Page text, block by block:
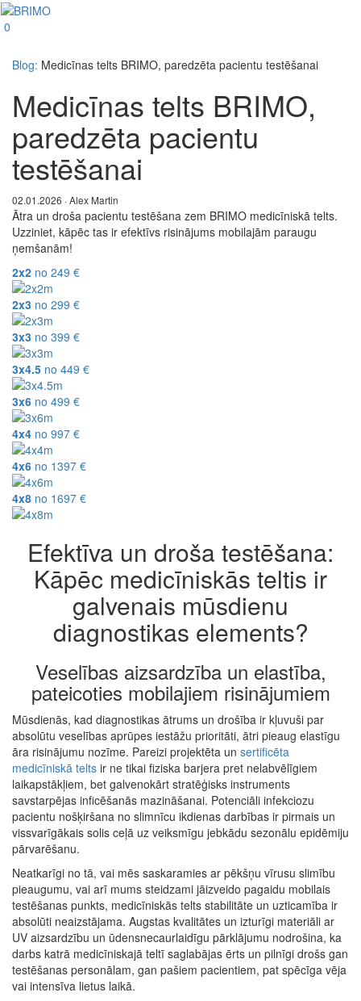
0
Blog: Medicīnas telts BRIMO, paredzēta pacientu testēšanai
Medicīnas telts BRIMO,
paredzēta pacientu
testēšanai
02.01.2026 · Alex Martin
Ātra un droša pacientu testēšana zem BRIMO medicīniskā telts.
Uzziniet, kāpēc tas ir efektīvs risinājums mobilajām paraugu
ņemšanām!
2x2 no 249 €
2x3 no 299 €
3x3 no 399 €
3x4.5 no 449 €
3x6 no 499 €
4x4 no 997 €
4x6 no 1397 €
4x8 no 1697 €
Efektīva un droša testēšana:
Kāpēc medicīniskās teltis ir
galvenais mūsdienu
diagnostikas elements?
Veselības aizsardzība un elastība,
pateicoties mobilajiem risinājumiem
Mūsdienās, kad diagnostikas ātrums un drošība ir kļuvuši par
absolūtu veselības aprūpes iestāžu prioritāti, ātri pieaug elastīgu
āra risinājumu nozīme. Pareizi projektēta un sertificēta
medicīniskā telts ir ne tikai fiziska barjera pret nelabvēlīgiem
laikapstākļiem, bet galvenokārt stratēģisks instruments
savstarpējas inficēšanās mazināšanai. Potenciāli infekciozu
pacientu nošķiršana no slimnīcu ikdienas darbības ir pirmais un
vissvarīgākais solis ceļā uz veiksmīgu jebkādu sezonālu epidēmiju
pārvarēšanu.
Neatkarīgi no tā, vai mēs saskaramies ar pēkšņu vīrusu slimību
pieaugumu, vai arī mums steidzami jāizveido pagaidu mobilais
testēšanas punkts, medicīniskās telts stabilitāte un uzticamība ir
absolūti neaizstājama. Augstas kvalitātes un izturīgi materiāli ar
UV aizsardzību un ūdensnecaurlaidīgu pārklājumu nodrošina, ka
darbs katrā medicīniskajā teltī saglabājas ērts un pilnīgi drošs gan
testēšanas personālam, gan pašiem pacientiem, pat spēcīga vēja
vai intensīva lietus laikā.